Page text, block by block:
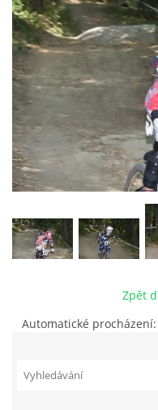
FOTOALBUM
Z CEST
NÁVŠTĚVNÍ KNIHA
OSTRAVICE SRAZY
|RSS|
Zpět
Automatické procházení: